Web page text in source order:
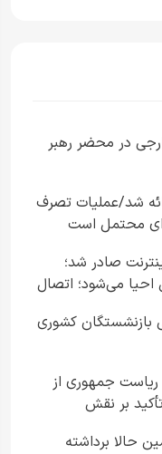
در محضر رهبر
شد/عملیات تصرف
محتمل است
صادر شد؛
احیا می‌شود؛ اتصال
تومانی بازنشستگان کشوری
ریاست جمهوری از
بر نقش
آگاهی عمومی
حالا برداشته